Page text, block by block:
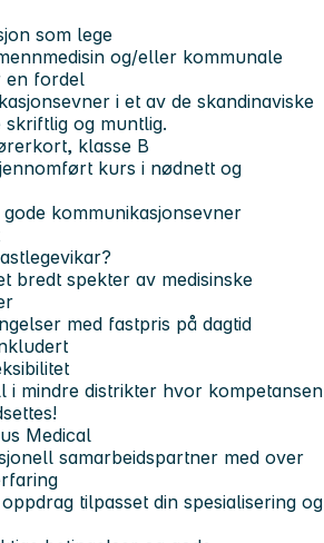
som lege
og/eller kommunale
en fordel
i et av de skandinaviske
skriftlig og muntlig.
klasse B
kurs i nødnett og
kommunikasjonsevner
bredt spekter av medisinske
med fastpris på dagtid
i mindre distrikter hvor kompetansen
Medical
samarbeidspartner med over
tilpasset din spesialisering og